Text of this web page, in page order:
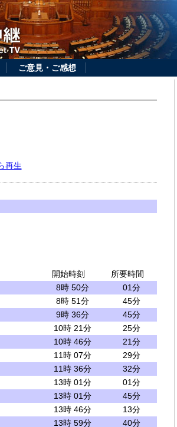
ご意見・ご感想
再生
開始時刻
所要時間
8時 50分
01分
8時 51分
45分
9時 36分
45分
10時 21分
25分
10時 46分
21分
11時 07分
29分
11時 36分
32分
13時 01分
01分
13時 01分
45分
13時 46分
13分
13時 59分
40分